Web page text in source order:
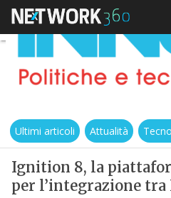
Ultimi articoli Attualità
Ignition 8, la
per l’integrazione tra